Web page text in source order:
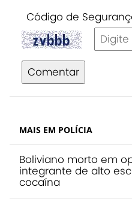
Código de
Comentar
MAIS EM POLÍCIA
Boliviano morto em
integrante de alto
cocaína